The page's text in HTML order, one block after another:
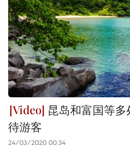
昆岛和富国等
待游客
24/03/2020 00:34